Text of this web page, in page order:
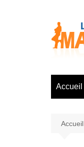
Accueil
Accueil